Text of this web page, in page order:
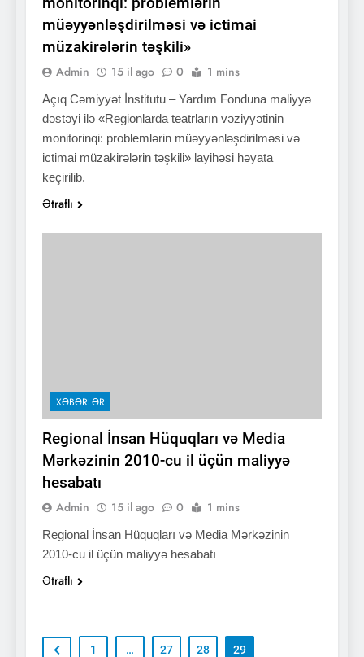
müəyyənləşdirilməsi və ictimai
müzakirələrin təşkili»
Admin 15 il ago 0 1 mins
Açıq Cəmiyyət İnstitutu – Yardım Fonduna maliyyə
dəstəyi ilə «Regionlarda teatrların vəziyyətinin
monitorinqi: problemlərin müəyyənləşdirilməsi və
ictimai müzakirələrin təşkili» layihəsi həyata
keçirilib.
Ətraflı
XƏBƏRLƏR
Regional İnsan Hüquqları və Media
Mərkəzinin 2010-cu il üçün maliyyə
hesabatı
Admin 15 il ago 0 1 mins
Regional İnsan Hüquqları və Media Mərkəzinin
2010-cu il üçün maliyyə hesabatı
Ətraflı
1 … 27 28 29